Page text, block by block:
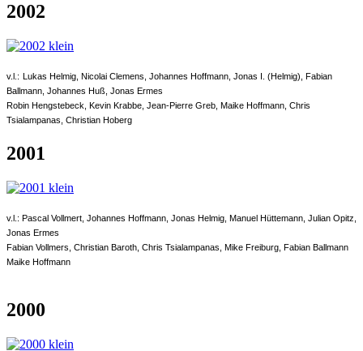
2002
v.l.: Lukas Helmig, Nicolai Clemens, Johannes Hoffmann, Jonas I. (Helmig), Fabian
Ballmann, Johannes Huß, Jonas Ermes
Robin Hengstebeck, Kevin Krabbe, Jean-Pierre Greb, Maike Hoffmann, Chris
Tsialampanas, Christian Hoberg
2001
v.l.: Pascal Vollmert, Johannes Hoffmann, Jonas Helmig, Manuel Hüttemann, Julian Opitz,
Jonas Ermes
Fabian Vollmers, Christian Baroth, Chris Tsialampanas, Mike Freiburg, Fabian Ballmann
Maike Hoffmann
2000